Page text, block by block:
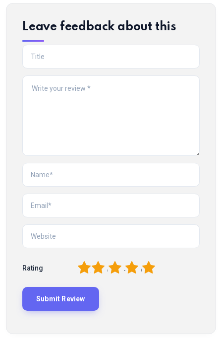
Email
Leave feedback about this
Rating 5
4
3
2